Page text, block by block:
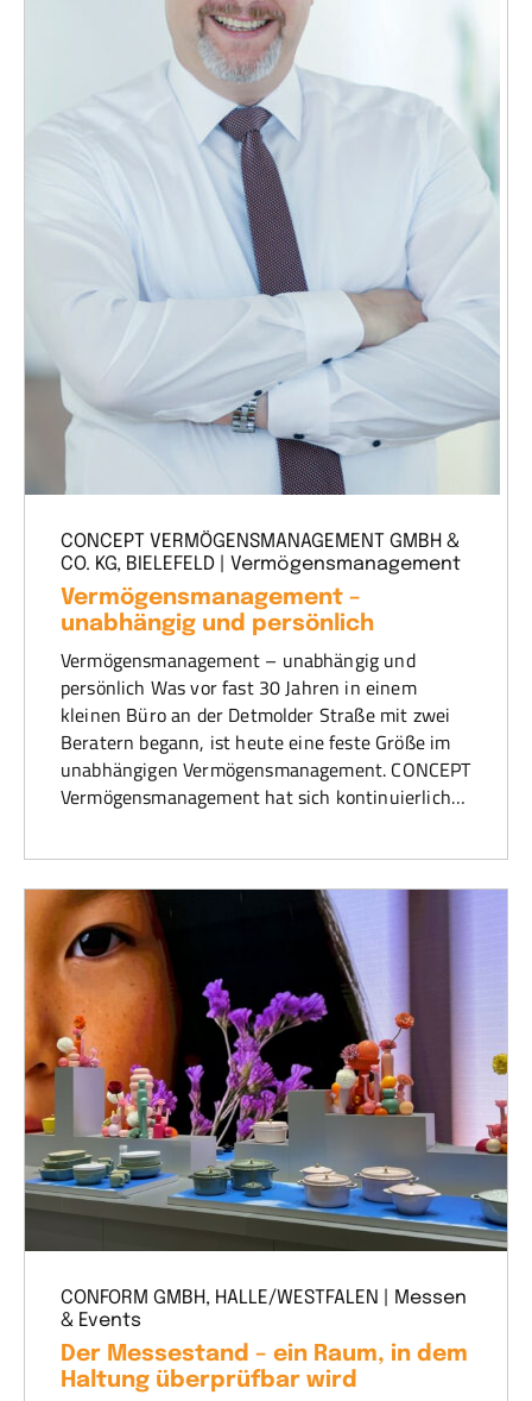
CONCEPT VERMÖGENSMANAGEMENT GMBH &
CO. KG, BIELEFELD | Vermögensmanagement
Vermögensmanagement –
unabhängig und persönlich
Vermögensmanagement – unabhängig und
persönlich Was vor fast 30 Jahren in einem
kleinen Büro an der Detmolder Straße mit zwei
Beratern begann, ist heute eine feste Größe im
unabhängigen Vermögensmanagement. CONCEPT
Vermögensmanagement hat sich kontinuierlich…
CONFORM GMBH, HALLE/WESTFALEN | Messen
& Events
Der Messestand – ein Raum, in dem
Haltung überprüfbar wird